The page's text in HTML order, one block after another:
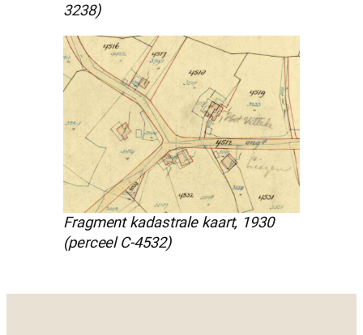
3238)
Fragment kadastrale kaart, 1930
(perceel C-4532)